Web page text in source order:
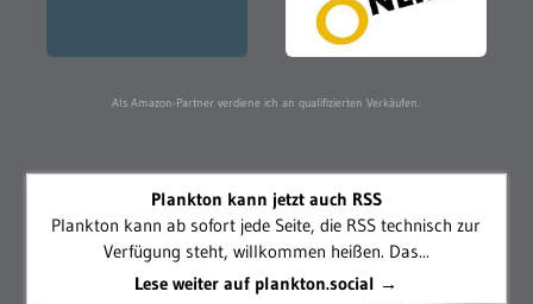
Als Amazon-Partner verdiene ich an qualifizierten Verkäufen.
Plankton kann jetzt auch RSS
Plankton kann ab sofort jede Seite, die RSS technisch zur
Verfügung steht, willkommen heißen. Das...
Lese weiter auf plankton.social →